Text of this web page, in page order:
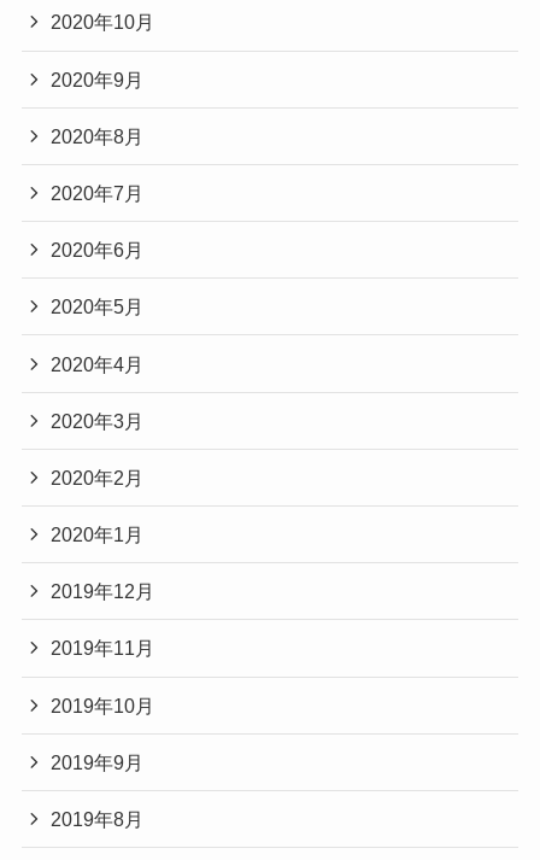
2020年10月
2020年9月
2020年8月
2020年7月
2020年6月
2020年5月
2020年4月
2020年3月
2020年2月
2020年1月
2019年12月
2019年11月
2019年10月
2019年9月
2019年8月